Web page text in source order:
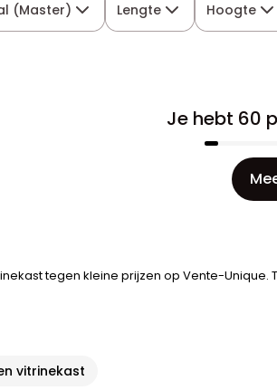
(Master) Lengte Hoogte
Je hebt 60
tegen kleine prijzen op Vente-Unique.
vitrinekast